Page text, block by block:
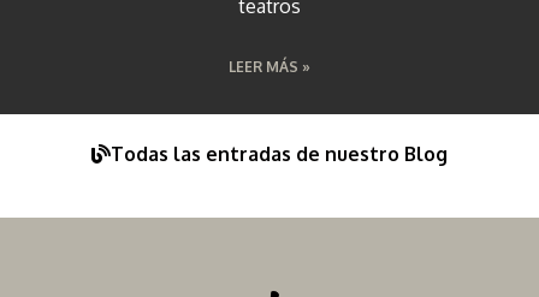
teatros
LEER MÁS »
Todas las entradas de nuestro Blog